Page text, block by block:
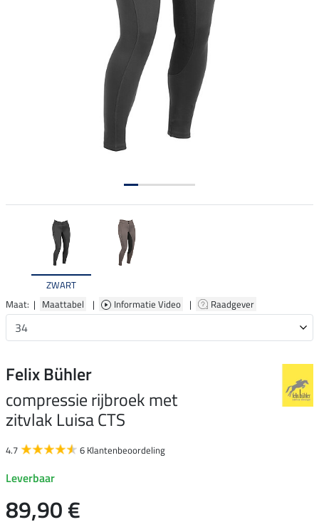
ZWART
Maat: | Maattabel | Informatie Video | Raadgever
Felix Bühler
compressie rijbroek met
zitvlak Luisa CTS
4.7 6 Klantenbeoordeling
Leverbaar
89,90 €